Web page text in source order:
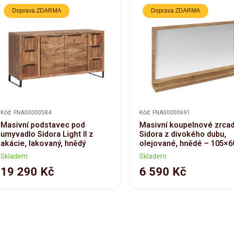
Doprava ZDARMA
Kód: FNA00000584
Masivní podstavec pod
umyvadlo Sidora Light II z
akácie, lakovaný, hnědý
Skladem
19 290 Kč
Doprava ZDARMA
Kód: FNA00000691
Masivní koupelnové
Sidora z divokého dubu,
olejované, hnědé –
Skladem
6 590 Kč